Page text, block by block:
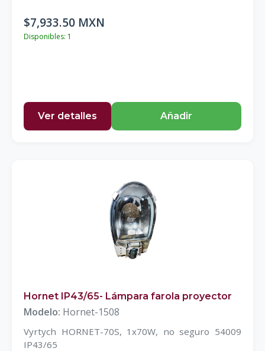
$7,933.50 MXN
Disponibles: 1
Ver detalles Añadir
Hornet IP43/65- Lámpara farola proyector
Modelo: Hornet-1508
Vyrtych HORNET-70S, 1x70W, no seguro 54009
IP43/65